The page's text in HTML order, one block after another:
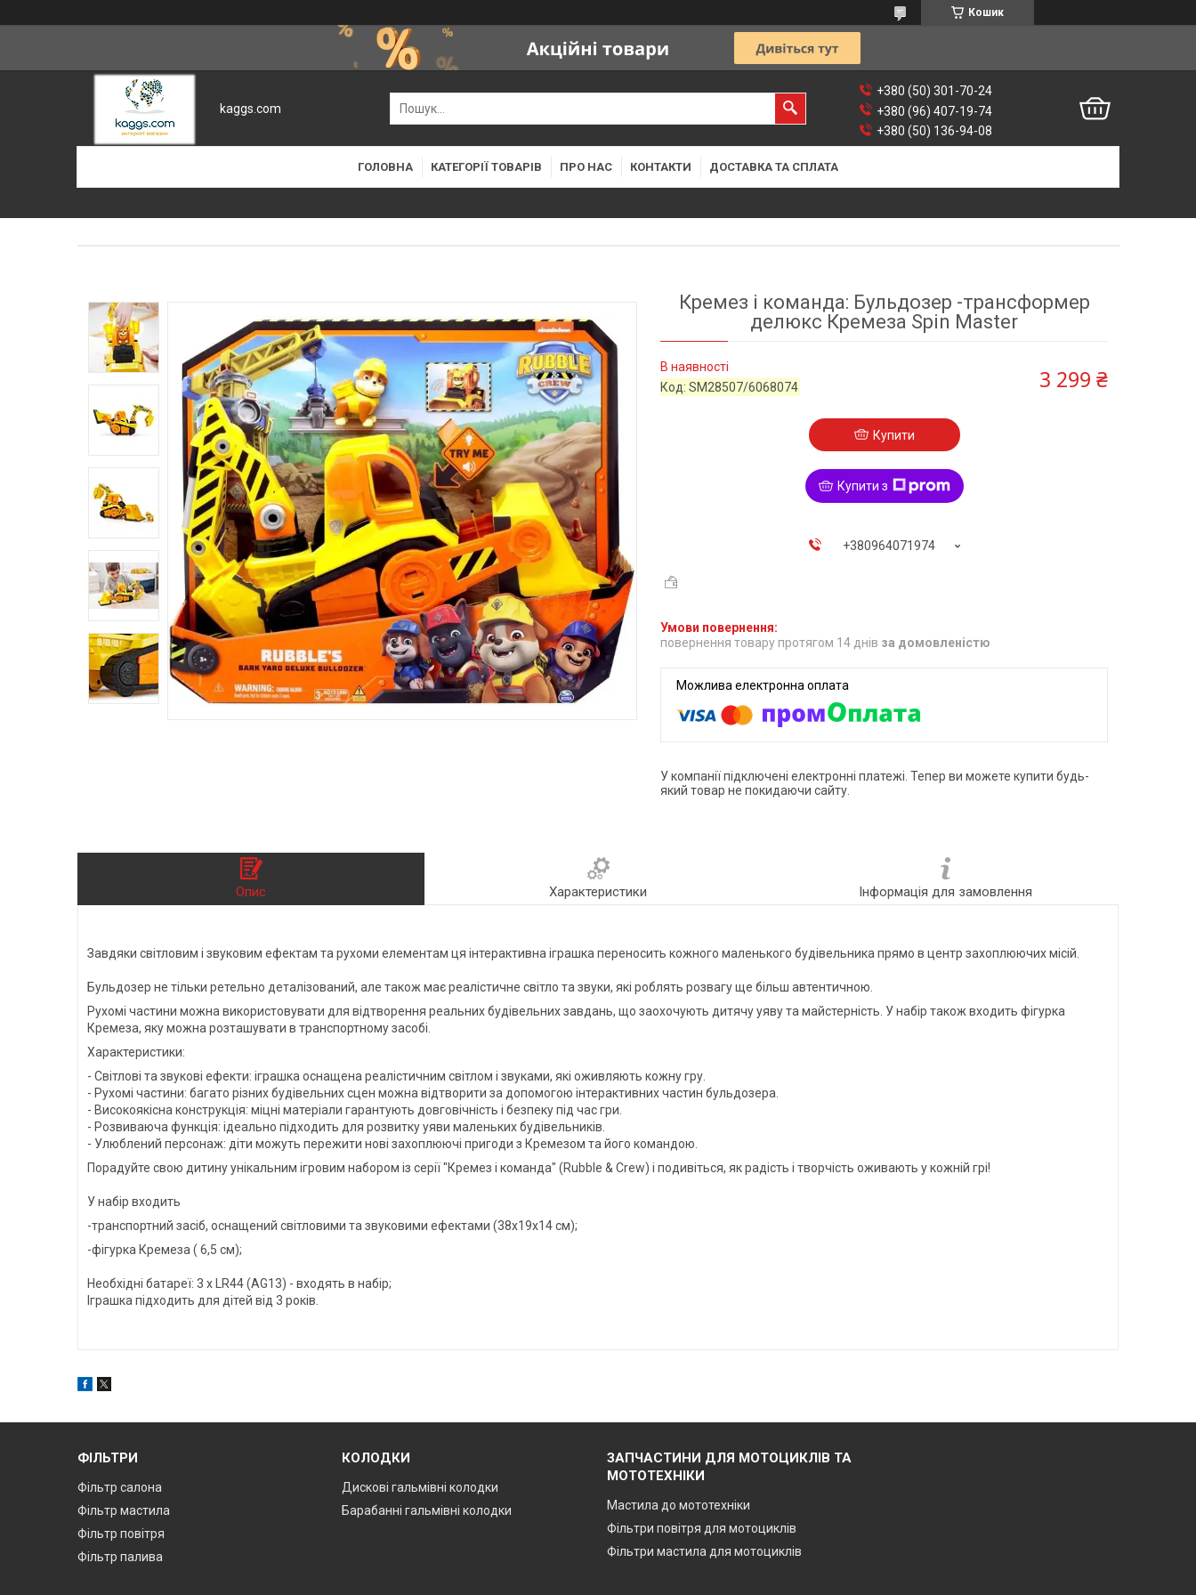
Кошик
kaggs.com
+380 (50) 301-70-24
+380 (96) 407-19-74
+380 (50) 136-94-08
ГОЛОВНА КАТЕГОРІЇ ТОВАРІВ ПРО НАС КОНТАКТИ ДОСТАВКА ТА СПЛАТА
Кремез і команда: Бульдозер -трансформер
делюкс Кремеза Spin Master
В наявності
Код:SM28507/6068074 3 299 ₴
Купити
Купити з
+380964071974
повернення товару протягом 14 днів за домовленістю
У компанії підключені електронні платежі. Тепер ви можете купити будь-
який товар не покидаючи сайту.
Опис Характеристики Інформація для замовлення
Завдяки світловим і звуковим ефектам та рухоми елементам ця інтерактивна іграшка переносить кожного маленького будівельника прямо в центр захоплюючих місій.
Бульдозер не тільки ретельно деталізований, але також має реалістичне світло та звуки, які роблять розвагу ще більш автентичною.
Рухомі частини можна використовувати для відтворення реальних будівельних завдань, що заохочують дитячу уяву та майстерність. У набір також входить фігурка
Кремеза, яку можна розташувати в транспортному засобі.
Характеристики:
- Світлові та звукові ефекти: іграшка оснащена реалістичним світлом і звуками, які оживляють кожну гру.
- Рухомі частини: багато різних будівельних сцен можна відтворити за допомогою інтерактивних частин бульдозера.
- Високоякісна конструкція: міцні матеріали гарантують довговічність і безпеку під час гри.
- Розвиваюча функція: ідеально підходить для розвитку уяви маленьких будівельників.
- Улюблений персонаж: діти можуть пережити нові захоплюючі пригоди з Кремезом та його командою.
Порадуйте свою дитину унікальним ігровим набором із серії "Кремез і команда" (Rubble & Crew) і подивіться, як радість і творчість оживають у кожній грі!
У набір входить
-транспортний засіб, оснащений світловими та звуковими ефектами (38х19х14 см);
-фігурка Кремеза ( 6,5 см);
Необхідні батареї: 3 x LR44 (AG13) - входять в набір;
Іграшка підходить для дітей від 3 років.
ФІЛЬТРИ
Фільтр салона
Фільтр мастила
Фільтр повітря
Фільтр палива
КОЛОДКИ
Дискові гальмівні колодки
Барабанні гальмівні колодки
ЗАПЧАСТИНИ ДЛЯ МОТОЦИКЛІВ ТА
МОТОТЕХНІКИ
Мастила до мототехніки
Фільтри повітря для мотоциклів
Фільтри мастила для мотоциклів